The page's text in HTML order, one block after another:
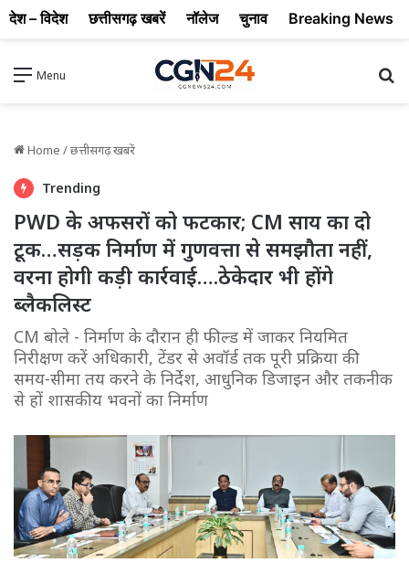
Menu
Home /छत्तीसगढ़ खबरें
Trending
PWD के अफसरों को फटकार; CM साय का दो
टूक…सड़क निर्माण में गुणवत्ता से समझौता नहीं,
वरना होगी कड़ी कार्रवाई….ठेकेदार भी होंगे
ब्लैकलिस्ट
CM बोले - निर्माण के दौरान ही फील्ड में जाकर नियमित
निरीक्षण करें अधिकारी, टेंडर से अवॉर्ड तक पूरी प्रक्रिया की
समय-सीमा तय करने के निर्देश, आधुनिक डिजाइन और तकनीक
से हों शासकीय भवनों का निर्माण
देश – विदेश छत्तीसगढ़ खबरें नॉलेज चुनाव Breaking News